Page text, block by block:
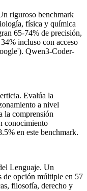
riguroso benchmark
física y química
65-74% de precisión,
incluso con acceso
Qwen3-Coder-
. Evalúa la
a nivel
la comprensión
conocimiento
en este benchmark.
Lenguaje. Un
de opción múltiple en 57
filosofía, derecho y